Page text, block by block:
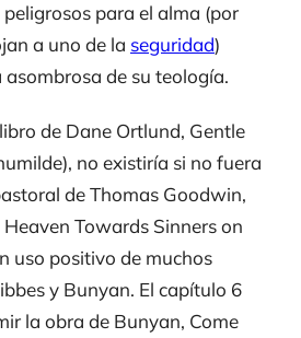
para el alma (por
a uno de la seguridad)
de su teología.
de Dane Ortlund, Gentle
, no existiría si no fuera
de Thomas Goodwin,
Towards Sinners on
uso positivo de muchos
y Bunyan. El capítulo 6
la obra de Bunyan, Come